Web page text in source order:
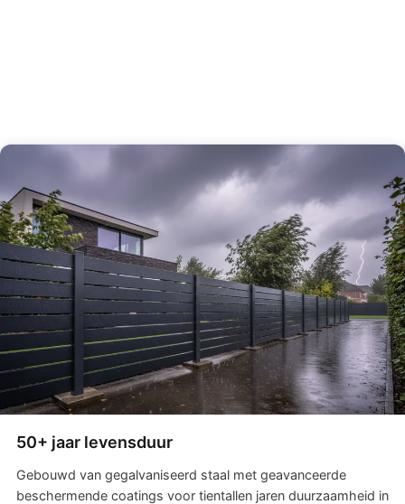
50+ jaar levensduur
Gebouwd van gegalvaniseerd staal met geavanceerde
beschermende coatings voor tientallen jaren duurzaamheid in